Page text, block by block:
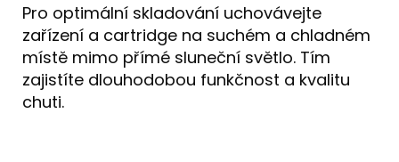
Pro optimální skladování uchovávejte
zařízení a cartridge na suchém a chladném
místě mimo přímé sluneční světlo. Tím
zajistíte dlouhodobou funkčnost a kvalitu
chuti.